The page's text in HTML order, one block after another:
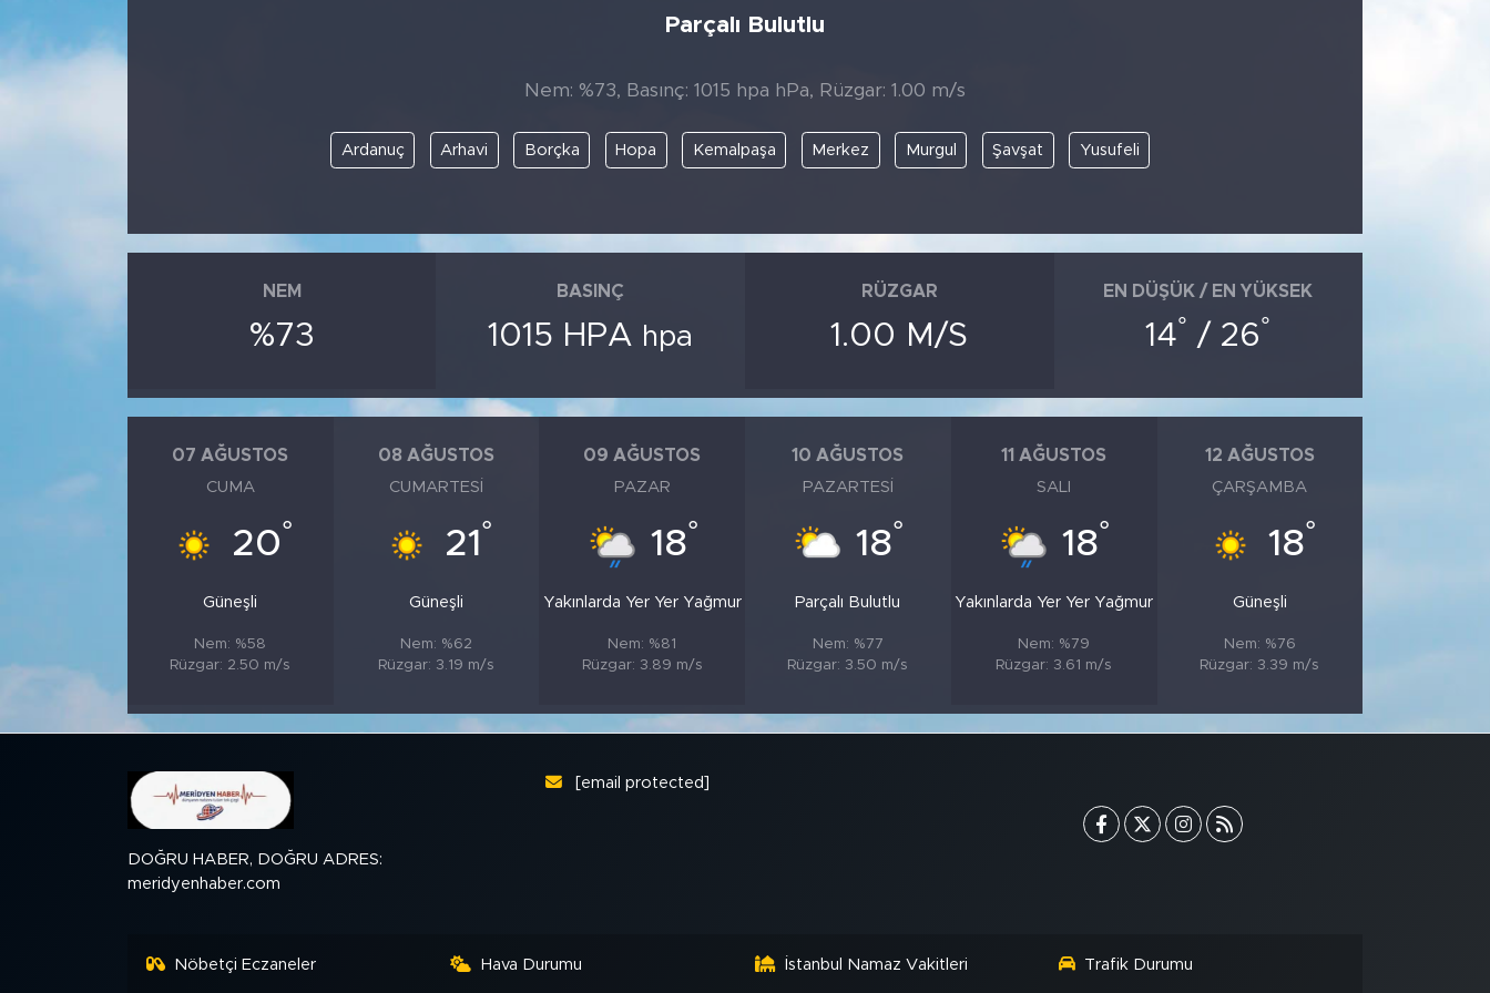
Parçalı Bulutlu
Nem: %73, Basınç: 1015 hpa hPa, Rüzgar: 1.00 m/s
Ardanuç Arhavi Borçka Hopa Kemalpaşa Merkez Murgul Şavşat Yusufeli
NEM
%73
BASINÇ
1015 HPA hpa
RÜZGAR
1.00 M/S
EN DÜŞÜK / EN YÜKSEK
14° / 26°
07 AĞUSTOS
CUMA
20°
Güneşli
Nem: %58
Rüzgar: 2.50 m/s
08 AĞUSTOS
CUMARTESI
21 °
Güneşli
Nem: %62
Rüzgar: 3.19 m/s
09 AĞUSTOS
PAZAR
18°
Yakınlarda Yer Yer Yağmur
Nem: %81
Rüzgar: 3.89 m/s
10 AĞUSTOS
PAZARTESI
18°
Parçalı Bulutlu
Nem: %77
Rüzgar: 3.50 m/s
11 AĞUSTOS
SALI
18°
Yakınlarda Yer Yer Yağmur
Nem: %79
Rüzgar: 3.61 m/s
12 AĞUSTOS
ÇARŞAMBA
18°
Güneşli
Nem: %76
Rüzgar: 3.39 m/s
DOĞRU HABER, DOĞRU ADRES:
meridyenhaber.com
[email protected]
Nöbetçi Eczaneler Hava Durumu İstanbul Namaz Vakitleri Trafik Durumu
BİLİM-TEKNOLOJİ
KÜLTÜR SANAT
TARİHTEN GÜNÜMÜZE
SAĞLIK